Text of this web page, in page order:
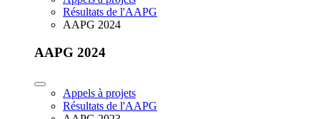
Résultats de l'AAPG
AAPG 2024
AAPG 2024
Appels à projets
Résultats de l'AAPG